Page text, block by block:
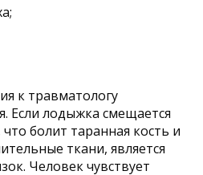
к травматологу
Если лодыжка смещается
болит таранная кость и
ткани, является
Человек чувствует